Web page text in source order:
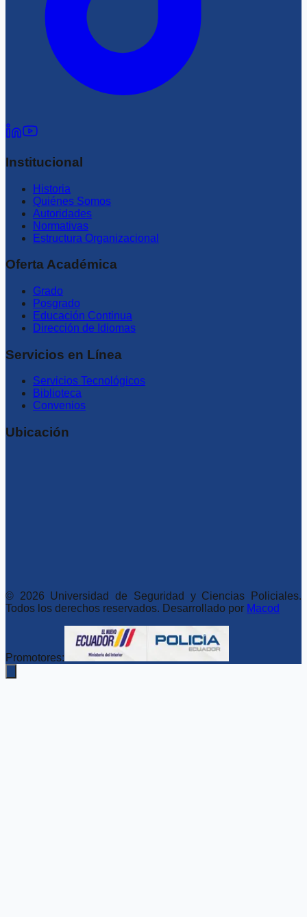
Institucional
Historia
Quiénes Somos
Autoridades
Normativas
Estructura Organizacional
Oferta Académica
Grado
Posgrado
Educación Continua
Dirección de Idiomas
Servicios en Línea
Servicios Tecnológicos
Biblioteca
Convenios
Ubicación
© 2026 Universidad de Seguridad y Ciencias Policiales.
Todos los derechos reservados. Desarrollado por Macod
Promotores: